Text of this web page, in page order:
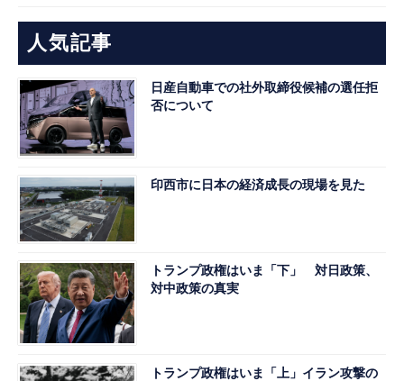
人気記事
日産自動車での社外取締役候補の選任拒
否について
印西市に日本の経済成長の現場を見た
トランプ政権はいま「下」 対日政策、
対中政策の真実
トランプ政権はいま「上」イラン攻撃の